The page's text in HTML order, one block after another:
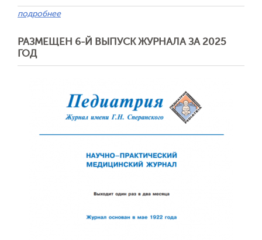
подробнее
РАЗМЕЩЕН 6-Й ВЫПУСК ЖУРНАЛА ЗА 2025
ГОД